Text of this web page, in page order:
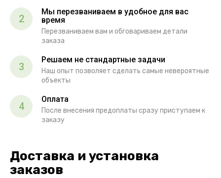
2
Мы перезваниваем в удобное для вас
время
Перезваниваем вам и обговариваем детали
заказа
3
Решаем не стандартные задачи
Наш опыт позволяет сделать самые невероятные
объекты
4
Оплата
После внесения предоплаты сразу приступаем к
заказу
Доставка и установка
заказов